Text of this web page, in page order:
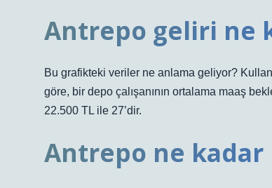
Antrepo geliri ne
Bu grafikteki veriler ne anlama geliyor?
göre, bir depo çalışanının ortalama maaş
22.500 TL ile 27’dir.
Antrepo ne kadar